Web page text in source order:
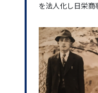
を法人化し日栄商